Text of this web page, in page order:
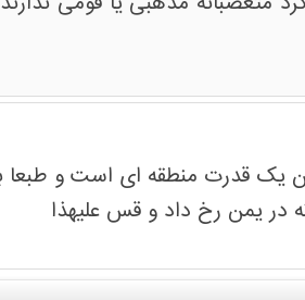
یک قدرت منطقه ای است و طبعا
در یمن رخ داد و قس علیهذا